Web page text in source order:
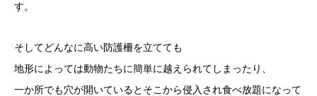
す。
そしてどんなに高い防護柵を立てても
地形によっては動物たちに簡単に越えられてしまったり、
一か所でも穴が開いているとそこから侵入され食べ放題になって